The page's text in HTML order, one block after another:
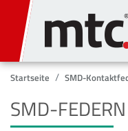
Startseite SMD-
SMD-